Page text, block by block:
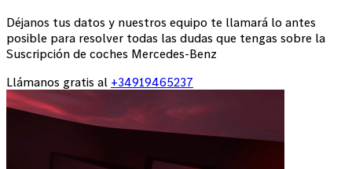
Déjanos tus datos y nuestros equipo te llamará lo antes
posible para resolver todas las dudas que tengas sobre la
Suscripción de coches Mercedes-Benz
Llámanos gratis al +34919465237